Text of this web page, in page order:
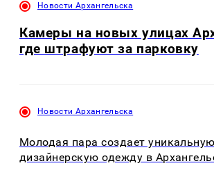
Новости Архангельска
Камеры на новых улицах
где штрафуют за парковку
Новости Архангельска
Молодая пара создает уникальную
дизайнерскую одежду в